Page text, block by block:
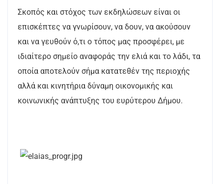
Σκοπός και στόχος των εκδηλώσεων είναι οι
επισκέπτες να γνωρίσουν, να δουν, να ακούσουν
και να γευθούν ό,τι ο τόπος μας προσφέρει, με
ιδιαίτερο σημείο αναφοράς την ελιά και το λάδι, τα
οποία αποτελούν σήμα κατατεθέν της περιοχής
αλλά και κινητήρια δύναμη οικονομικής και
κοινωνικής ανάπτυξης του ευρύτερου Δήμου.